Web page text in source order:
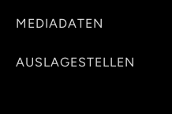
MEDIADATEN
AUSLAGESTELLEN